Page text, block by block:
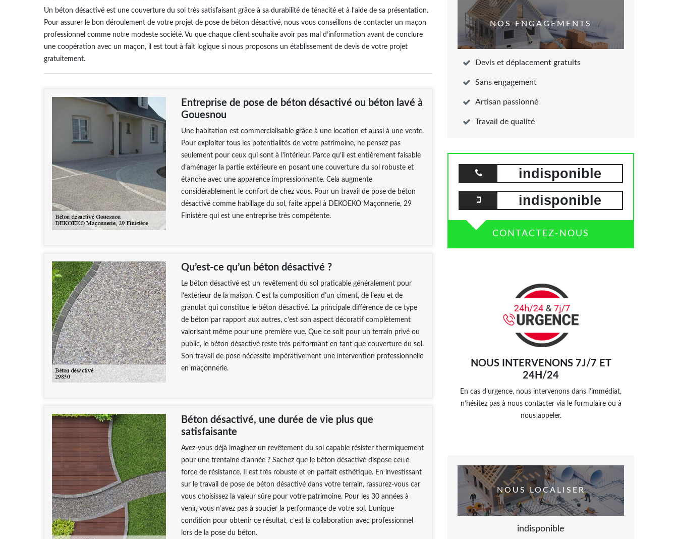
Un béton désactivé est une couverture du sol très satisfaisant grâce à sa durabilité de ténacité et à l’aide de sa présentation.
Pour assurer le bon déroulement de votre projet de pose de béton désactivé, nous vous conseillons de contacter un maçon
professionnel comme notre modeste société. Vu que chaque client souhaite avoir pas mal d’information avant de conclure
une coopération avec un maçon, il est tout à fait logique si nous proposons un établissement de devis de votre projet
gratuitement.
Entreprise de pose de béton désactivé ou béton lavé à
Gouesnou
Une habitation est commercialisable grâce à une location et aussi à une vente.
Pour exploiter tous les potentialités de votre patrimoine, ne pensez pas
seulement pour ceux qui sont à l’intérieur. Parce qu’il est entièrement faisable
d’aménager la partie extérieure en posant une couverture du sol robuste et
étanche avec une apparence impressionnante. Cela augmente
considérablement le confort de chez vous. Pour un travail de pose de béton
désactivé comme habillage du sol, faite appel à DEKOEKO Maçonnerie, 29
Finistère qui est une entreprise très compétente.
Qu’est-ce qu’un béton désactivé ?
Le béton désactivé est un revêtement du sol praticable généralement pour
l’extérieur de la maison. C’est la composition d’un ciment, de l’eau et de
granulat qui constitue le béton désactivé. La principale différence de ce type
de béton par rapport aux autres, c’est son aspect décoratif complètement
valorisant même pour une première vue. Que ce soit pour un terrain privé ou
public, le béton désactivé reste très performant en tant que couverture du sol.
Son travail de pose nécessite impérativement une intervention professionnelle
en maçonnerie.
Béton désactivé, une durée de vie plus que
satisfaisante
Avez-vous déjà imaginez un revêtement du sol capable résister thermiquement
pour une trentaine d’année ? Sachez que le béton désactivé dispose cette
force de résistance. Il est très robuste et en parfait esthétique. En investissant
sur le travail de pose de béton désactivé dans votre terrain, rassurez-vous car
vous choisissez la valeur sûre pour votre patrimoine. Pour les 30 années à
venir, vous n’avez pas à soucier la performance de votre sol. L’unique
condition pour obtenir ce résultat, c’est la collaboration avec professionnel
lors de la pose du béton.
NOS ENGAGEMENTS
Devis et déplacement gratuits
Sans engagement
Artisan passionné
Travail de qualité
indisponible
indisponible
CONTACTEZ-NOUS
NOUS INTERVENONS 7J/7 ET
24H/24
En cas d’urgence, nous intervenons dans l’immédiat,
n’hésitez pas à nous contacter via le formulaire ou à
nous appeler.
NOUS LOCALISER
indisponible